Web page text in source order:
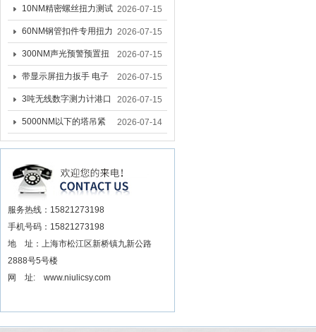
式测力计
的无线测力计 0.03-3T化
工行业用遥控式推拉力
计
10NM精密螺丝扭力测试
专用扭矩扳手,产线质检
螺丝扭力专用扳手厂家
2026-07-15
60NM钢管扣件专用扭力
扳手 脚手架扭力检测扳
手 工地扣件扭矩扳手品
牌
2026-07-15
300NM声光预警预置扭
力扳手 工业紧固专用数
显扭力工具厂家
2026-07-15
带显示屏扭力扳手 电子
数显扭力扳手 20NM精
准可调力矩扳手品牌
2026-07-15
3吨无线数字测力计港口
吊装专用
2026-07-15
5000NM以下的塔吊紧
固大扭力电动扳手 塔机
安装电动扳手厂家
2026-07-14
服务热线：15821273198
手机号码：15821273198
地 址：上海市松江区新桥镇九新公路
2888号5号楼
网 址: www.niulicsy.com